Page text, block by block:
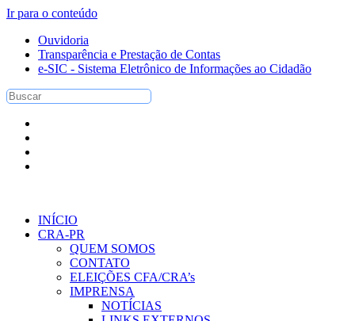
Ir para o conteúdo
Ouvidoria
Transparência e Prestação de Contas
e-SIC - Sistema Eletrônico de Informações ao Cidadão
INÍCIO
CRA-PR
QUEM SOMOS
CONTATO
ELEIÇÕES CFA/CRA’s
IMPRENSA
NOTÍCIAS